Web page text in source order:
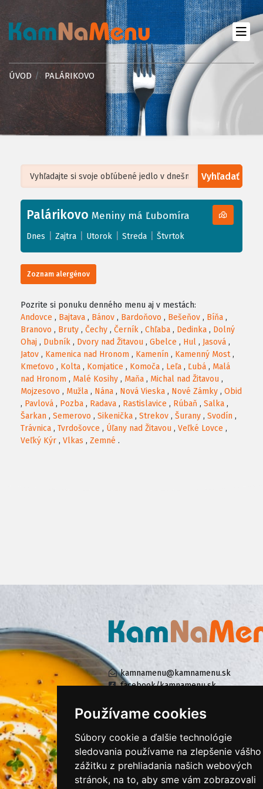
Používame cookies
Súbory cookie a ďalšie technológie
sledovania používame na zlepšenie vášho
zážitku z prehliadania našich webových
stránok, na to, aby sme vám zobrazovali
ÚVOD PALÁRIKOVO
Vyhľadať
+
−
Leaflet| ©OpenStreetMap, Tiles courtesy ofHumanitarian OpenStreetMap
Palárikovo Meniny má Ľubomíra
Dnes Zajtra Utorok Streda Štvrtok
Zoznam alergénov
Pozrite si ponuku denného menu aj v mestách:
Andovce , Bajtava , Bánov , Bardoňovo , Bešeňov , Bíňa ,
Branovo , Bruty , Čechy , Černík , Chľaba , Dedinka , Dolný
Ohaj , Dubník , Dvory nad Žitavou , Gbelce , Hul , Jasová ,
Jatov , Kamenica nad Hronom , Kamenín , Kamenný Most,
Kmeťovo , Kolta , Komjatice , Komoča , Leľa , Ľubá , Malá
nad Hronom , Malé Kosihy , Maňa , Michal nad Žitavou ,
Mojzesovo , Mužla , Nána , Nová Vieska , Nové Zámky , Obid
, Pavlová , Pozba , Radava , Rastislavice , Rúbaň , Salka ,
Šarkan , Semerovo , Sikenička , Strekov , Šurany , Svodín ,
Trávnica , Tvrdošovce , Úľany nad Žitavou , Veľké Lovce ,
Veľký Kýr , Vlkas , Zemné .
kamnamenu@kamnamenu.sk
facebook/kamnamenu.sk
KONTAKTUJTE NÁS
PRIHLÁSIŤ SA DO ZÁKAZNÍCKEJ ZÓNY